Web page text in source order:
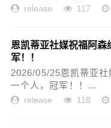
release 117
恩凯蒂亚社媒祝福阿
军！！
2026/05/25恩凯蒂亚
一个人，冠军！！...
release 118